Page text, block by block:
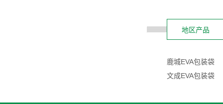
地区产品
鹿城EVA包装袋
文成EVA包装袋